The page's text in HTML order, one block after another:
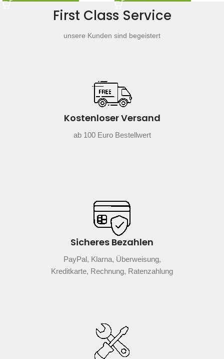
First Class Service
unsere Kunden sind begeistert
Kostenloser Versand
ab 100 Euro Bestellwert
Sicheres Bezahlen
PayPal, Klarna, Überweisung,
Kreditkarte, Rechnung, Ratenzahlung